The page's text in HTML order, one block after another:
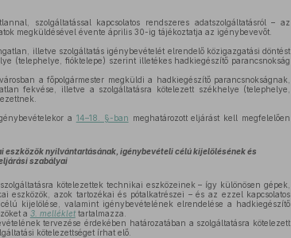
szolgáltatással kapcsolatos rendszeres adatszolgáltatásról – az
megküldésével évente április 30-ig tájékoztatja az igénybevevőt.
illetve szolgáltatás igénybevételét elrendelő közigazgatási döntést
(telephelye, fióktelepe) szerint illetékes hadkiegészítő parancsnokság
a főpolgármester megküldi a hadkiegészítő parancsnokságnak,
fekvése, illetve a szolgáltatásra kötelezett székhelye (telephelye,
a 14–18. §-ban meghatározott eljárást kell megfelelően
eszközök nyilvántartásának, igénybevételi célú kijelölésének és
szabályai
kötelezettek technikai eszközeinek – így különösen gépek,
azok tartozékai és pótalkatrészei – és az ezzel kapcsolatos
kijelölése, valamint igénybevételének elrendelése a hadkiegészítő
a 3. melléklettartalmazza.
tervezése érdekében határozatában a szolgáltatásra kötelezett
kötelezettséget írhat elő.